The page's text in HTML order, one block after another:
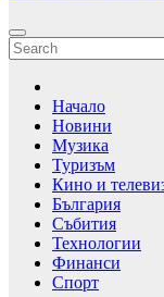
Начало
Новини
Музика
Туризъм
Кино и
България
Събития
Технологии
Финанси
Спорт